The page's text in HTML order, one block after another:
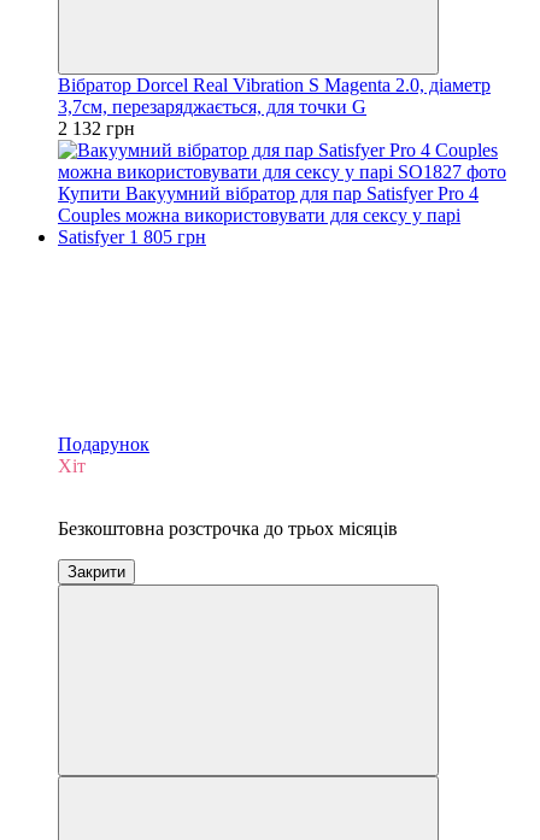
Вібратор Dorcel Real Vibration S Magenta 2.0, діаметр
3,7см, перезаряджається, для точки G
2 132 грн
Подарунок
Хіт
Безкоштовна розстрочка до трьох місяців
Закрити